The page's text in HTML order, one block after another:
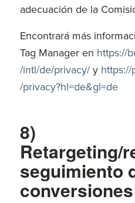
adecuación de la
Encontrará más
Tag Manager en https://
/intl/de/privacy/y https://
/privacy?hl=de&gl=de
8)
Retargeting/
seguimiento
conversiones